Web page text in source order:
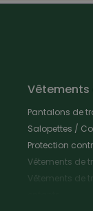
Vêtements
Pantalons de
Salopettes /
Protection
Vêtements de
Vêtements de